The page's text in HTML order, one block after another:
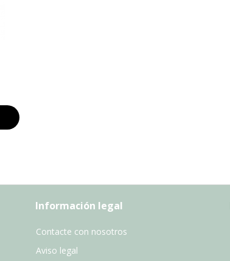
Información legal
Contacte con nosotros
Aviso legal